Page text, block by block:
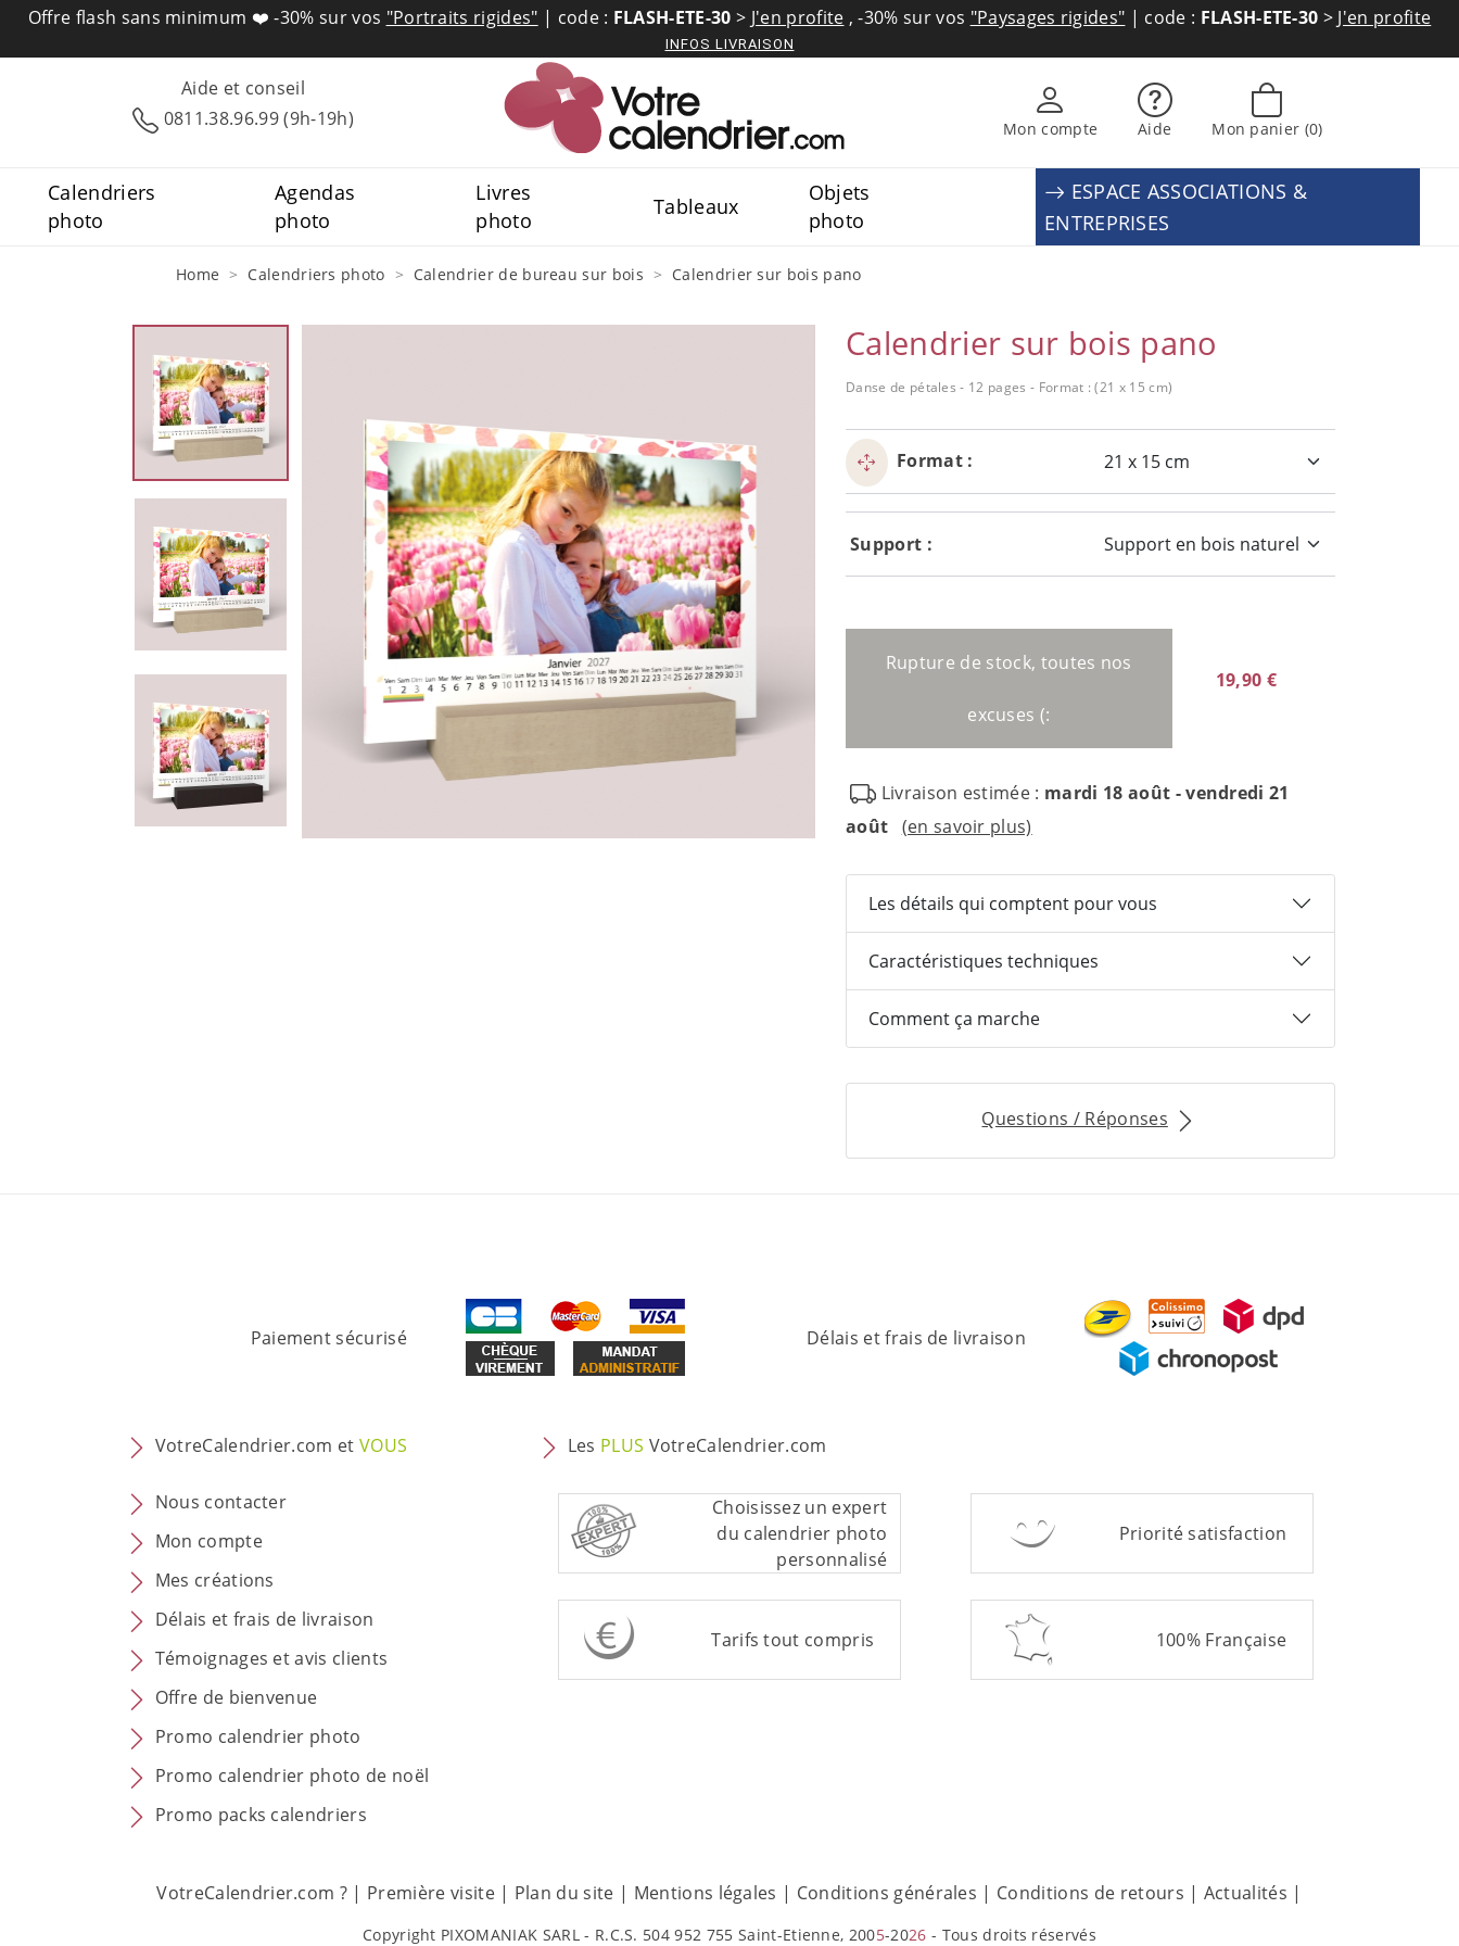
Offre flash sans minimum ❤️-30% sur vos "Portraits rigides" | code : FLASH-ETE-30 > J'en profite ,-30% sur vos "Paysages rigides" | code : FLASH-ETE-30 > J'en profite
INFOS LIVRAISON
Aide et conseil
0811.38.96.99 (9h-19h)
Mon compte Aide Mon panier (0)
Calendriers
photo
Agendas
photo
Livres
photo
Tableaux
Objets
photo
ESPACE ASSOCIATIONS &
ENTREPRISES
Home Calendriers photo Calendrier de bureau sur bois Calendrier sur bois pano
Calendrier sur bois pano
Danse de pétales - 12 pages - Format : (21 x 15 cm)
Format :
Support :
Rupture de stock, toutes nos
excuses (:
19,90 €
Livraison estimée : mardi 18 août - vendredi 21
août (en savoir plus)
Les détails qui comptent pour vous
Caractéristiques techniques
Comment ça marche
Questions / Réponses
Paiement sécurisé Délais et frais de livraison
VotreCalendrier.com etVOUS
Nous contacter
Mon compte
Mes créations
Délais et frais de livraison
Témoignages et avis clients
Offre de bienvenue
Promo calendrier photo
Promo calendrier photo de noël
Promo packs calendriers
Les PLUS VotreCalendrier.com
Choisissez un expert
du calendrier photo
personnalisé
Priorité satisfaction
Tarifs tout compris 100% Française
VotreCalendrier.com ? | Première visite| Plan du site | Mentions légales | Conditions générales | Conditions de retours | Actualités |
Copyright PIXOMANIAK SARL - R.C.S. 504 952 755 Saint-Etienne, 2005-2026 - Tous droits réservés